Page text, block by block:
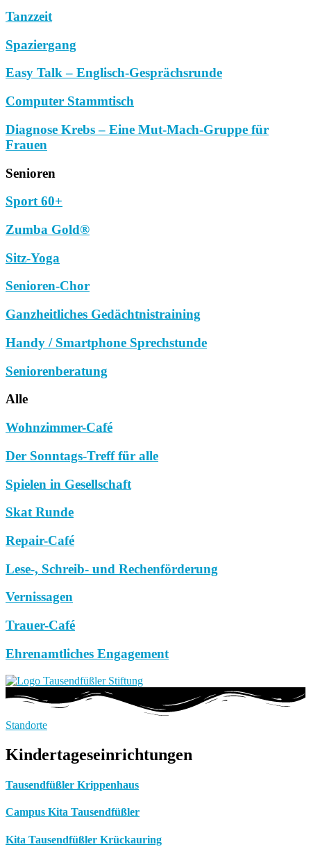
Tanzzeit
Spaziergang
Easy Talk – Englisch-Gesprächsrunde
Computer Stammtisch
Diagnose Krebs – Eine Mut-Mach-Gruppe für
Frauen
Senioren
Sport 60+
Zumba Gold®
Sitz-Yoga
Senioren-Chor
Ganzheitliches Gedächtnistraining
Handy / Smartphone Sprechstunde
Seniorenberatung
Alle
Wohnzimmer-Café
Der Sonntags-Treff für alle
Spielen in Gesellschaft
Skat Runde
Repair-Café
Lese-, Schreib- und Rechenförderung
Vernissagen
Trauer-Café
Ehrenamtliches Engagement
Standorte
Kindertageseinrichtungen
Tausendfüßler Krippenhaus
Campus Kita Tausendfüßler
Kita Tausendfüßler Krückauring